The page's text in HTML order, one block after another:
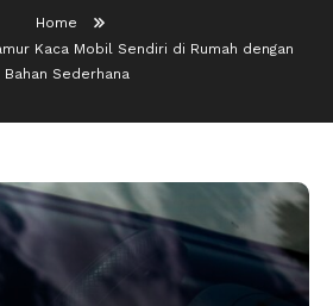
Home
Kaca Mobil Sendiri di Rumah dengan
Bahan Sederhana